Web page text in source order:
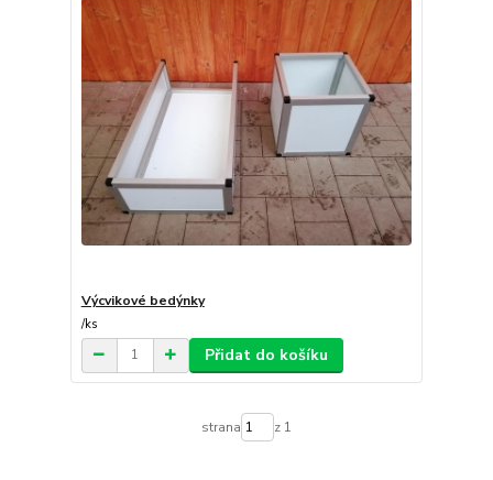
Výcvikové bedýnky
/ks
Přidat do košíku
strana z 1